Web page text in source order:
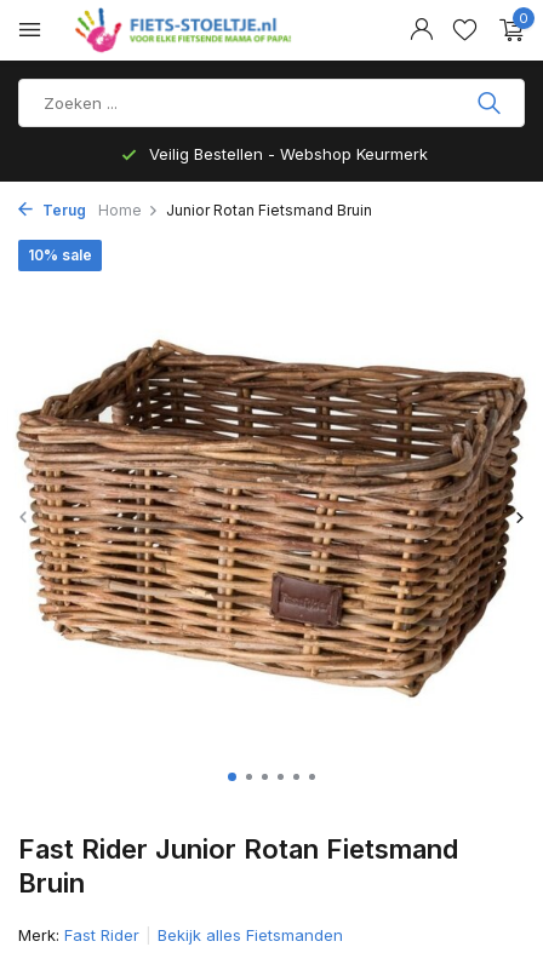
0
Veilig Bestellen - Webshop Keurmerk
Terug Home Junior Rotan Fietsmand Bruin
Fast Rider Junior Rotan Fietsmand
Bruin
10% sale
Merk: Fast Rider Bekijk alles Fietsmanden